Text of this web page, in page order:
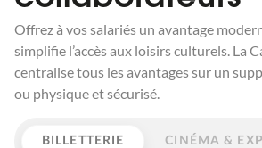
Offrez à vos salariés un avantage
simplifie l’accès aux loisirs culturels. La
centralise tous les avantages sur un
ou physique et sécurisé.
BILLETTERIE CINÉMA &